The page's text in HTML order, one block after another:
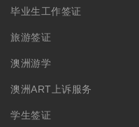
毕业生工作签证
旅游签证
澳洲游学
澳洲ART上诉服务
学生签证